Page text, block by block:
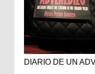
DIARIO DE UN